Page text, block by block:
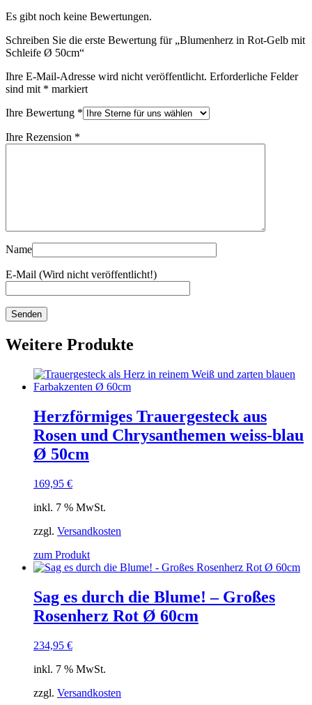
Es gibt noch keine Bewertungen.
Schreiben Sie die erste Bewertung für „Blumenherz in Rot-Gelb mit
Schleife Ø 50cm“
Ihre E-Mail-Adresse wird nicht veröffentlicht. Erforderliche Felder
sind mit * markiert
Ihre Bewertung *
Ihre Rezension *
Name
E-Mail (Wird nicht veröffentlicht!)
Weitere Produkte
Herzförmiges Trauergesteck aus
Rosen und Chrysanthemen weiss-blau
Ø 50cm
169,95 €
inkl. 7 % MwSt.
zzgl. Versandkosten
zum Produkt
Sag es durch die Blume! – Großes
Rosenherz Rot Ø 60cm
234,95 €
inkl. 7 % MwSt.
zzgl. Versandkosten